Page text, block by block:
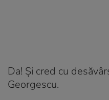
Da! Şi cred cu
Georgescu.